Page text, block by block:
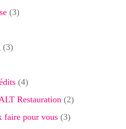
(3)
(3)
(4)
Restauration(2)
faire pour vous(3)